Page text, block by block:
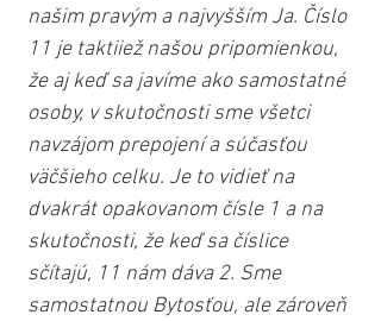
našim pravým a najvyšším Ja. Číslo
11 je taktiiež našou pripomienkou,
že aj keď sa javíme ako samostatné
osoby, v skutočnosti sme všetci
navzájom prepojení a súčasťou
väčšieho celku. Je to vidieť na
dvakrát opakovanom čísle 1 a na
skutočnosti, že keď sa číslice
sčítajú, 11 nám dáva 2. Sme
samostatnou Bytosťou, ale zároveň